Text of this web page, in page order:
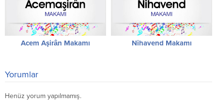
Acem Aşirân Makamı Nihavend Makamı
Yorumlar
Henüz yorum yapılmamış.